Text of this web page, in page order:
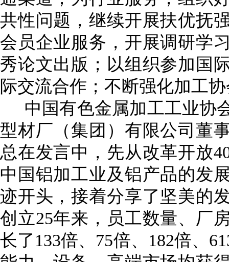
共性问题，继续开展扶优抚
会员企业服务，开展调研学
秀论文出版；以组织参加国
际交流合作；不断强化加工
中国有色金属加工工业协
型材厂（集团）有限公司董
总在发言中，先从改革开放
中国铝加工业及铝产品的发
迹开头，接着分享了坚美的
创立25年来，员工数量、厂
长了 133倍、 75倍、 182倍、